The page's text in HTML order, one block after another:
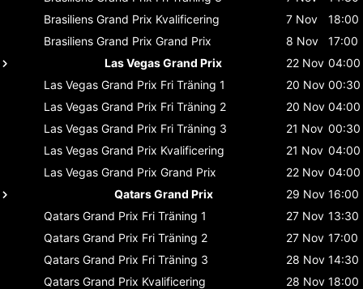
Brasiliens Grand Prix Kvalificering 7 Nov
18:00
Brasiliens Grand Prix Grand Prix 8 Nov
17:00
Las Vegas Grand Prix
22 Nov 04:00
Las Vegas Grand Prix Fri Träning 1 20 Nov 00:30
Las Vegas Grand Prix Fri Träning 2 20 Nov 04:00
Las Vegas Grand Prix Fri Träning 3 21 Nov 00:30
Las Vegas Grand Prix Kvalificering 21 Nov 04:00
Las Vegas Grand Prix Grand Prix 22 Nov 04:00
Qatars Grand Prix
29 Nov 16:00
Qatars Grand Prix Fri Träning 1 27 Nov 13:30
Qatars Grand Prix Fri Träning 2 27 Nov 17:00
Qatars Grand Prix Fri Träning 3 28 Nov 14:30
Qatars Grand Prix Kvalificering 28 Nov 18:00